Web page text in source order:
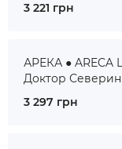
3 221 грн
АРЕКА ● ARECA
Доктор Северин
3 297 грн